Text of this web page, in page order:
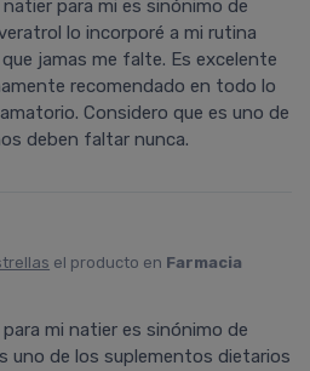
para mi es sinónimo de
lo incorporé a mi rutina
jamas me falte. Es excelente
recomendado en todo lo
Considero que es uno de
deben faltar nunca.
el producto en Farmacia
mi natier es sinónimo de
uno de los suplementos dietarios